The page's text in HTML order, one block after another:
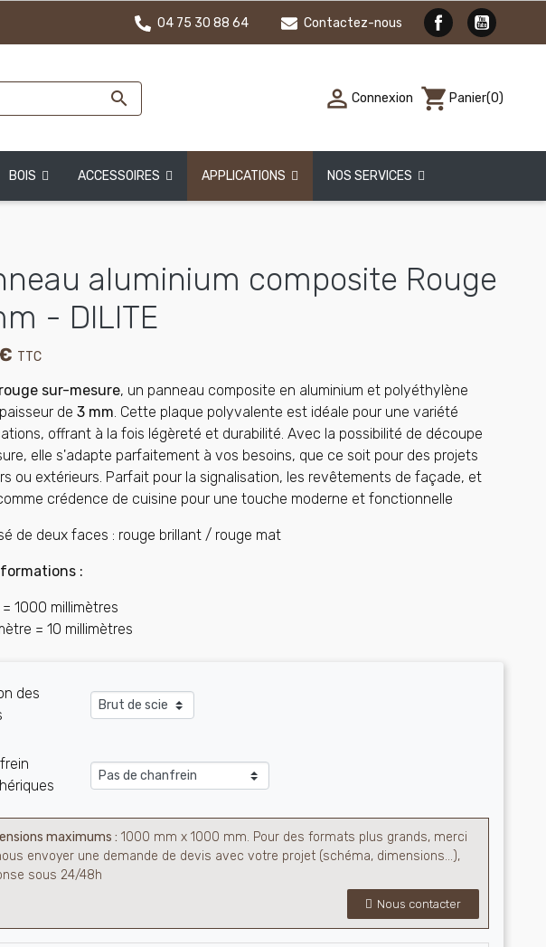
04 75 30 88 64 Contactez-nous
  Connexion shopping_cart Panier(0)
BOIS ACCESSOIRES APPLICATIONS NOS SERVICES
aluminium composite Rouge
- DILITE
TTC
sur-mesure, un panneau composite en aluminium et polyéthylène
de 3 mm. Cette plaque polyvalente est idéale pour une variété
offrant à la fois légèreté et durabilité. Avec la possibilité de découpe
elle s'adapte parfaitement à vos besoins, que ce soit pour des projets
ou extérieurs. Parfait pour la signalisation, les revêtements de façade, et
crédence de cuisine pour une touche moderne et fonctionnelle
de deux faces : rouge brillant / rouge mat
:
1000 millimètres
= 10 millimètres
des
maximums : 1000 mm x 1000 mm. Pour des formats plus grands, merci
envoyer une demande de devis avec votre projet (schéma, dimensions…),
sous 24/48h
Nous contacter